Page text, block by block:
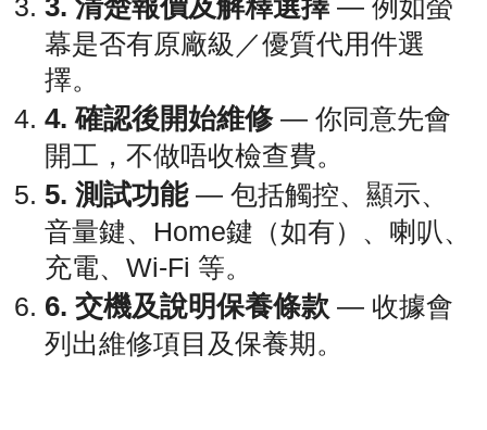
3. 清楚報價及解釋選擇 — 例如螢
幕是否有原廠級／優質代用件選
擇。
4. 確認後開始維修— 你同意先會
開工，不做唔收檢查費。
5. 測試功能— 包括觸控、顯示、
音量鍵、Home鍵（如有）、喇叭、
充電、Wi‑Fi 等。
6. 交機及說明保養條款 — 收據會
列出維修項目及保養期。